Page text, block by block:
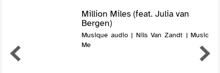
Million Miles (feat. Julia van
Bergen)
Musique audio | Nils Van Zandt | Music
Me